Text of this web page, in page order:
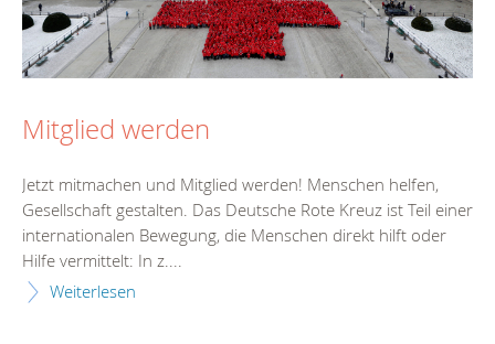
Mitglied werden
Jetzt mitmachen und Mitglied werden! Menschen helfen,
Gesellschaft gestalten. Das Deutsche Rote Kreuz ist Teil einer
internationalen Bewegung, die Menschen direkt hilft oder
Hilfe vermittelt: In z....
Weiterlesen